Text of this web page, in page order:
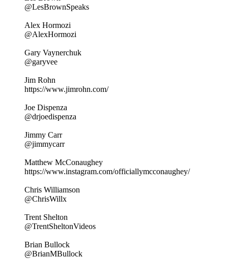
@LesBrownSpeaks
Alex Hormozi
@AlexHormozi
Gary Vaynerchuk
@garyvee
Jim Rohn
https://www.jimrohn.com/
Joe Dispenza
@drjoedispenza
Jimmy Carr
@jimmycarr
Matthew McConaughey
https://www.instagram.com/officiallymcconaughey/
Chris Williamson
@ChrisWillx
Trent Shelton
@TrentSheltonVideos
Brian Bullock
@BrianMBullock